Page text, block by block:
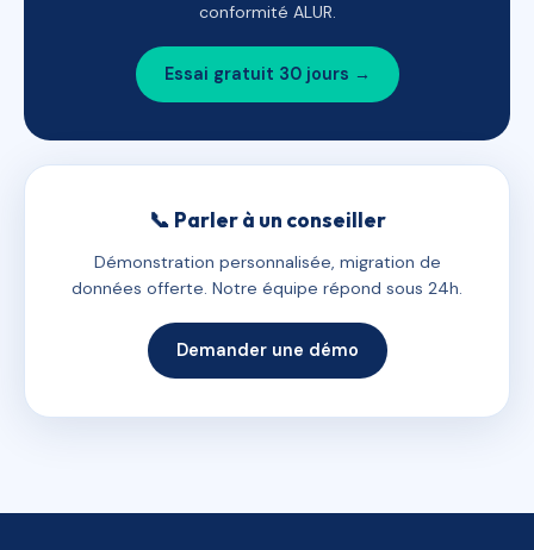
conformité ALUR.
Essai gratuit 30 jours →
📞 Parler à un conseiller
Démonstration personnalisée, migration de
données offerte. Notre équipe répond sous 24h.
Demander une démo